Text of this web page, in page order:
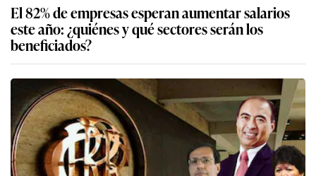
El 82% de empresas esperan aumentar salarios
este año: ¿quiénes y qué sectores serán los
beneficiados?